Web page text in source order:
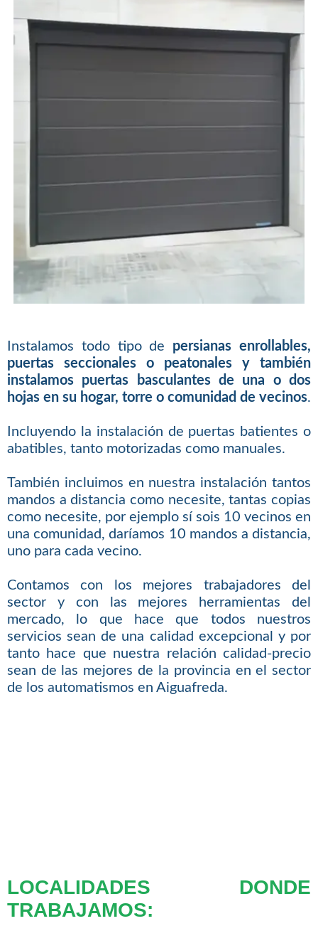
Instalamos todo tipo de persianas enrollables,
puertas seccionales o peatonales y también
instalamos puertas basculantes de una o dos
hojas en su hogar, torre o comunidad de vecinos.
Incluyendo la instalación de puertas batientes o
abatibles, tanto motorizadas como manuales.
También incluimos en nuestra instalación tantos
mandos a distancia como necesite, tantas copias
como necesite, por ejemplo sí sois 10 vecinos en
una comunidad, daríamos 10 mandos a distancia,
uno para cada vecino.
Contamos con los mejores trabajadores del
sector y con las mejores herramientas del
mercado, lo que hace que todos nuestros
servicios sean de una calidad excepcional y por
tanto hace que nuestra relación calidad-precio
sean de las mejores de la provincia en el sector
de los automatismos en Aiguafreda.
LOCALIDADES DONDE
TRABAJAMOS: